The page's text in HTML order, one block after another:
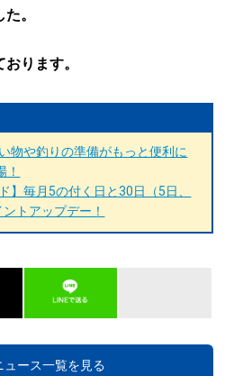
。
ります。
物や釣りの準備がもっと便利に
！
】毎月5の付く日と30日（5日、
トアップデー！
ュース一覧を見る